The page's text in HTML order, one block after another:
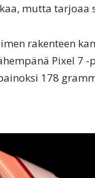
mutta
rakenteen
Pixel 7
178